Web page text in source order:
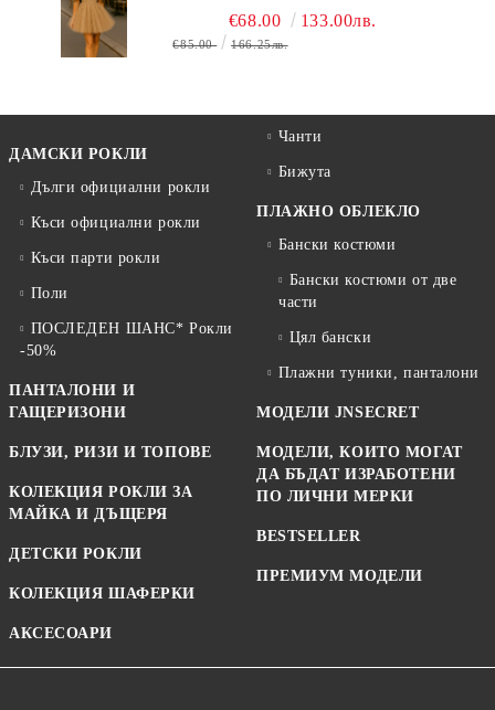
БЕЖОВО€68.00 133.00лв.
€85.00 166.25лв.
ДАМСКИ РОКЛИ
Дълги официални рокли
Къси официални рокли
Къси парти рокли
Поли
ПОСЛЕДЕН ШАНС* Рокли
-50%
ПАНТАЛОНИ И
ГАЩЕРИЗОНИ
БЛУЗИ, РИЗИ И ТОПОВЕ
КОЛЕКЦИЯ РОКЛИ ЗА
МАЙКА И ДЪЩЕРЯ
ДЕТСКИ РОКЛИ
КОЛЕКЦИЯ ШАФЕРКИ
АКСЕСОАРИ
Чанти
Бижута
ПЛАЖНО ОБЛЕКЛО
Бански костюми
Бански костюми от две
части
Цял бански
Плажни туники, панталони
МОДЕЛИ JNSECRET
МОДЕЛИ, КОИТО МОГАТ
ДА БЪДАТ ИЗРАБОТЕНИ
ПО ЛИЧНИ МЕРКИ
BESTSELLER
ПРЕМИУМ МОДЕЛИ